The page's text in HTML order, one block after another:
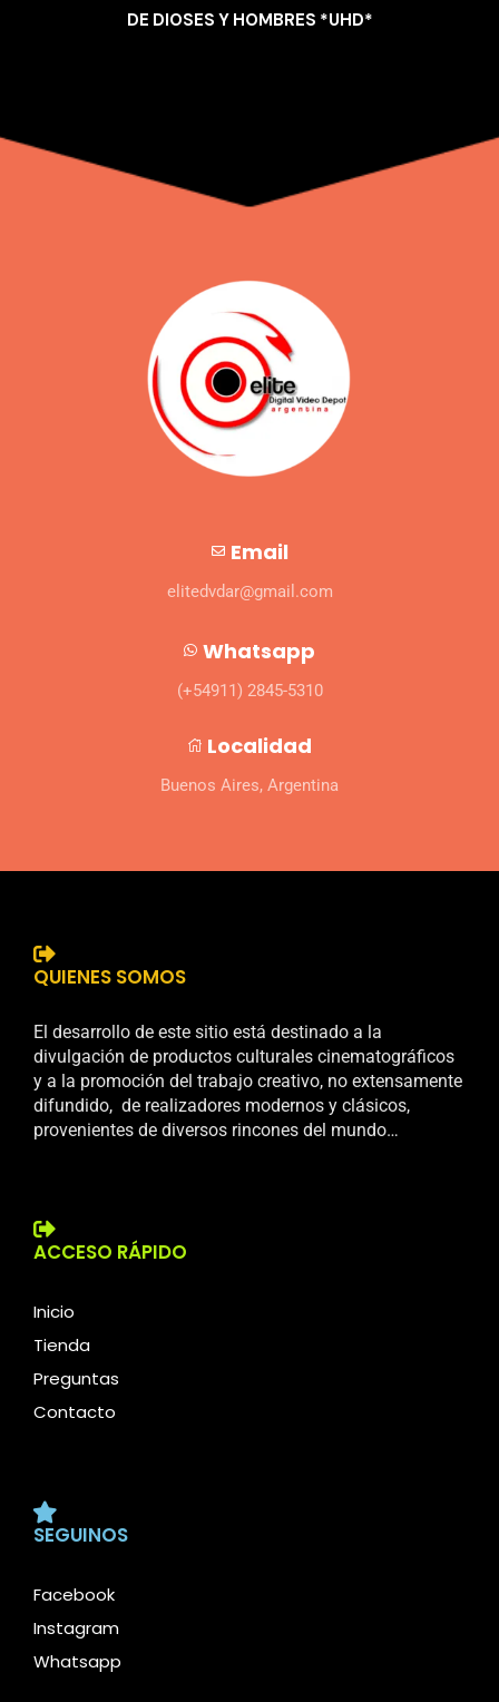
DE DIOSES Y HOMBRES *UHD*
Email
elitedvdar@gmail.com
Whatsapp
(+54911) 2845-5310
Localidad
Buenos Aires, Argentina
QUIENES SOMOS
El desarrollo de este sitio está destinado a la
divulgación de productos culturales cinematográficos
y a la promoción del trabajo creativo, no extensamente
difundido, de realizadores modernos y clásicos,
provenientes de diversos rincones del mundo…
ACCESO RÁPIDO
Inicio
Tienda
Preguntas
Contacto
SEGUINOS
Facebook
Instagram
Whatsapp